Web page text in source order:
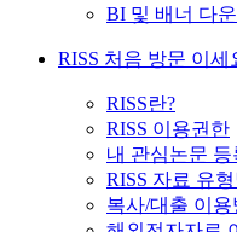
BI 및 배너 다
RISS 처음 방문 이세
RISS란?
RISS 이용권한
내 관심논문 등
RISS 자료 유
복사/대출 이용